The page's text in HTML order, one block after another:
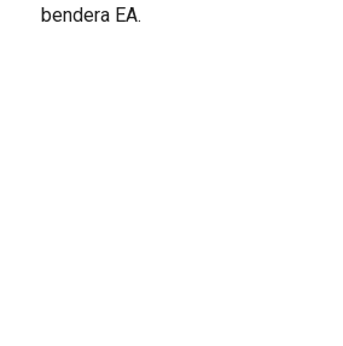
bendera EA.